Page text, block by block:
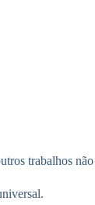
trabalhos